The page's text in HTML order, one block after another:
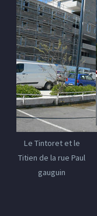
Le Tintoret et le
Titien de la rue Paul
gauguin